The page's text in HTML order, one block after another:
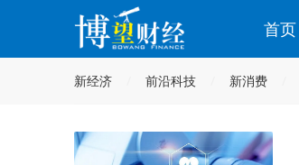
首页
新经济 前沿科技 新消费